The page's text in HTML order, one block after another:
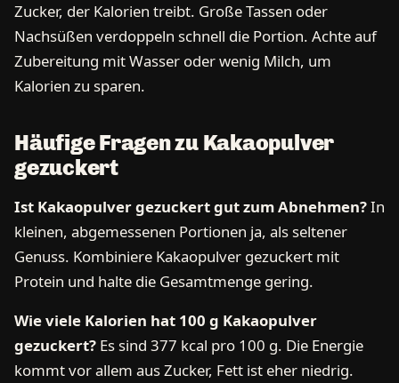
Zucker, der Kalorien treibt. Große Tassen oder
Nachsüßen verdoppeln schnell die Portion. Achte auf
Zubereitung mit Wasser oder wenig Milch, um
Kalorien zu sparen.
Häufige Fragen zu Kakaopulver
gezuckert
Ist Kakaopulver gezuckert gut zum Abnehmen?In
kleinen, abgemessenen Portionen ja, als seltener
Genuss. Kombiniere Kakaopulver gezuckert mit
Protein und halte die Gesamtmenge gering.
Wie viele Kalorien hat 100 g Kakaopulver
gezuckert? Es sind 377 kcal pro 100 g. Die Energie
kommt vor allem aus Zucker, Fett ist eher niedrig.